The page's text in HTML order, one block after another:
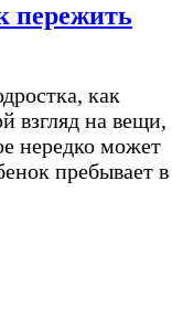
пережить
как
взгляд на вещи,
нередко может
пребывает в